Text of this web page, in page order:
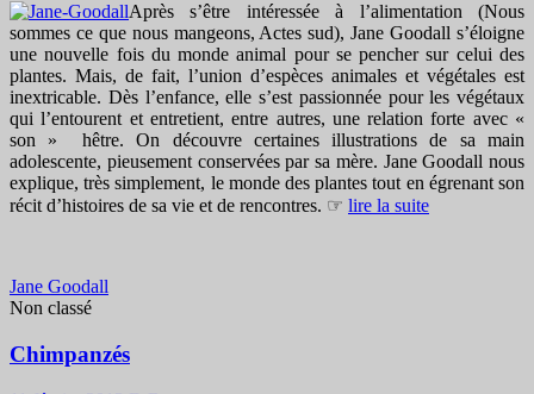
Après s’être intéressée à l’alimentation (Nous
sommes ce que nous mangeons, Actes sud), Jane Goodall s’éloigne
une nouvelle fois du monde animal pour se pencher sur celui des
plantes. Mais, de fait, l’union d’espèces animales et végétales est
inextricable. Dès l’enfance, elle s’est passionnée pour les végétaux
qui l’entourent et entretient, entre autres, une relation forte avec «
son » hêtre. On découvre certaines illustrations de sa main
adolescente, pieusement conservées par sa mère. Jane Goodall nous
explique, très simplement, le monde des plantes tout en égrenant son
récit d’histoires de sa vie et de rencontres. ☞ lire la suite
Jane Goodall
Non classé
Chimpanzés